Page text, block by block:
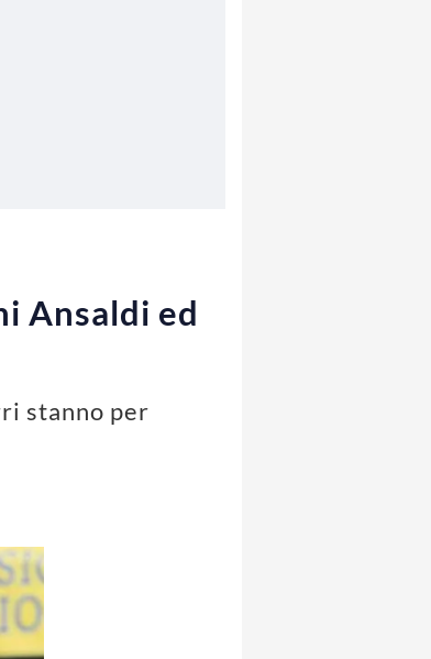
Ansaldi ed
stanno per